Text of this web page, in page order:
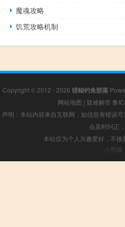
魔魂攻略
饥荒攻略机制
Copyright © 2012 - 2026 猎鲲钓鱼部落
网站地图 | 疑难解答 鲁
声明：本站内容来自互联网，如信息有错误
会及时纠正
本站仅为个人兴趣爱好，不接
小男孩